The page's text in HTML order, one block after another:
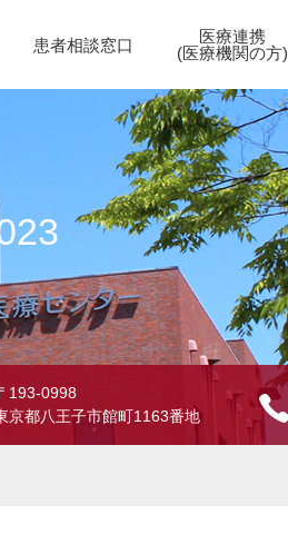
患者相談窓口
医療連携
(医療機関の方)
193-0998
京都八王子市館町1163番地